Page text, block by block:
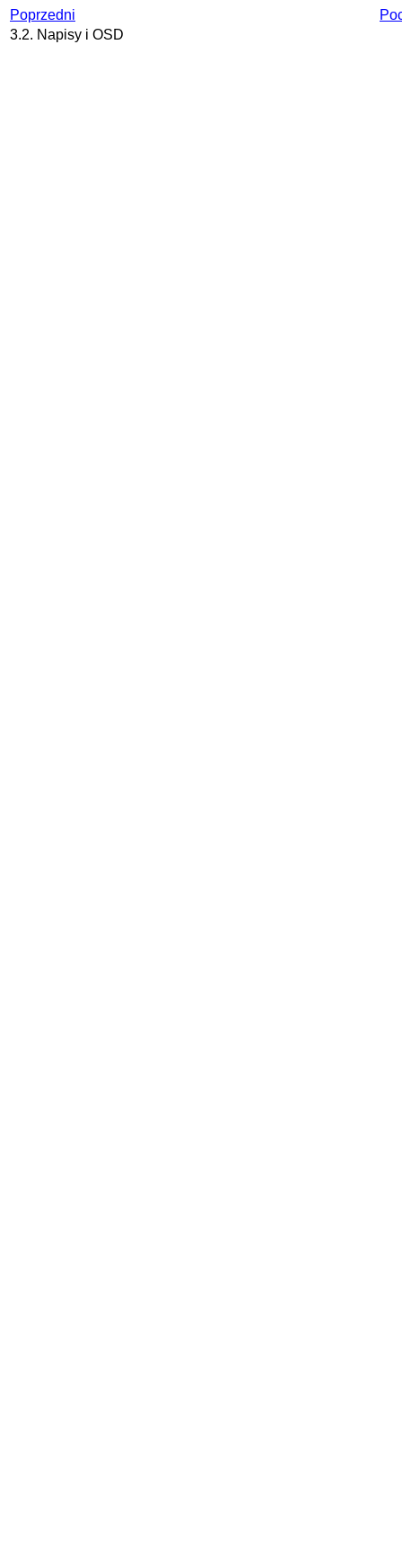
Poprzedni
3.2. Napisy i OSD